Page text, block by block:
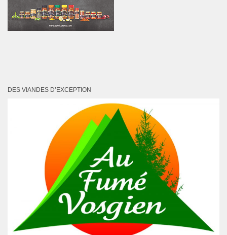
DES VIANDES D’EXCEPTION